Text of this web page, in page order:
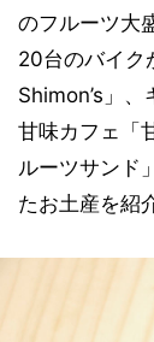
のフルーツ大
20台のバイク
Shimon’s」
甘味カフェ「
ルーツサンド
たお土産を紹